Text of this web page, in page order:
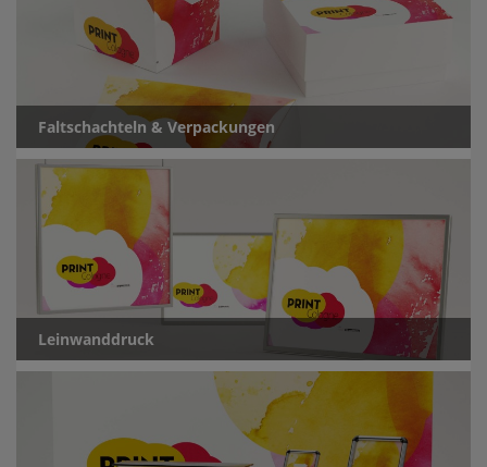
Faltschachteln & Verpackungen
Leinwanddruck